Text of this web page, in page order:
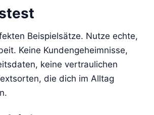
Beispielsätze. Nutze echte,
Keine Kundengeheimnisse,
keine vertraulichen
die dich im Alltag